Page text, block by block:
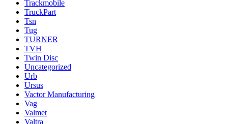
Trackmobile
TruckPart
Tsn
Tug
TURNER
TVH
Twin Disc
Uncategorized
Urb
Ursus
Vactor Manufacturing
Vag
Valmet
Valtra